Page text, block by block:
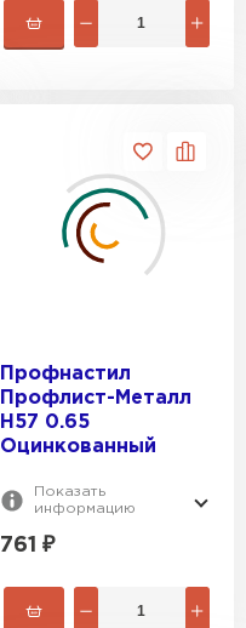
Профнастил
Профлист-Металл
H57 0.65
Оцинкованный
Показать
информацию
761 ₽